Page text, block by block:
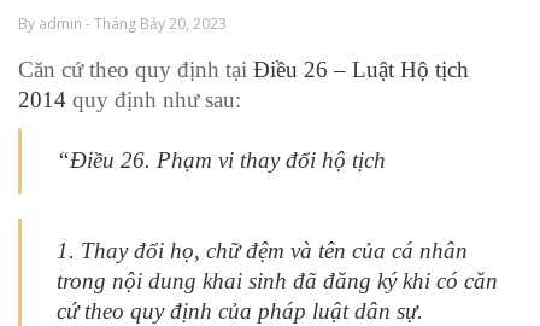
By admin - Tháng Bảy 20, 2023
Căn cứ theo quy định tại Điều 26 – Luật Hộ tịch
2014 quy định như sau:
“Điều 26. Phạm vi thay đổi hộ tịch
1. Thay đổi họ, chữ đệm và tên của cá nhân
trong nội dung khai sinh đã đăng ký khi có căn
cứ theo quy định của pháp luật dân sự.